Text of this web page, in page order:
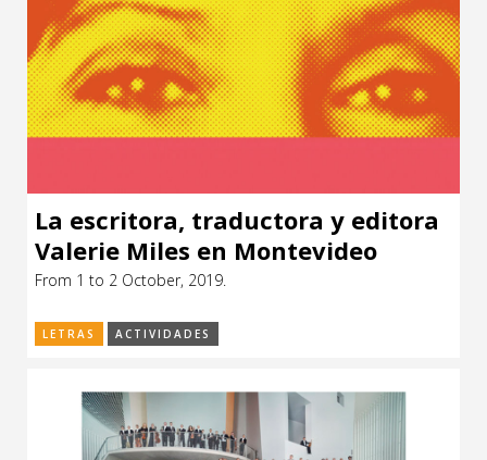
La escritora, traductora y editora
Valerie Miles en Montevideo
From 1 to 2 October, 2019.
LETRAS ACTIVIDADES